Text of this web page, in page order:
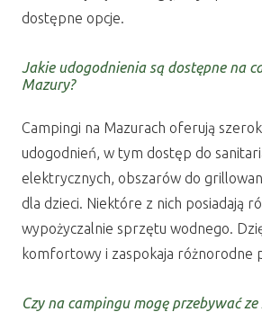
dostępne opcje.
Jakie udogodnienia są dostępne na
Mazury?
Campingi na Mazurach oferują
udogodnień, w tym dostęp do
elektrycznych, obszarów do
dla dzieci. Niektóre z nich posiadają
wypożyczalnie sprzętu wodnego.
komfortowy i zaspokaja różnorodne
Czy na campingu mogę przebywać ze